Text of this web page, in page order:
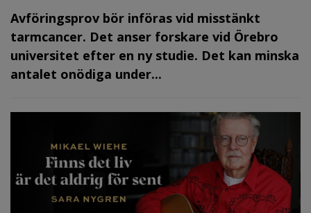
Avföringsprov bör införas vid misstänkt
tarmcancer. Det anser forskare vid Örebro
universitet efter en ny studie. Det kan minska
antalet onödiga under...